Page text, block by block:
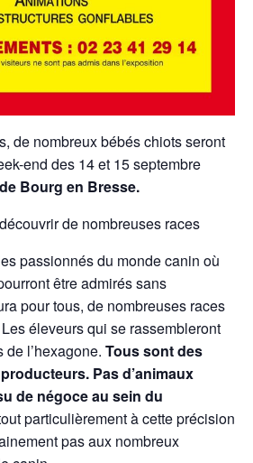
de nombreux bébés chiots seront
end des 14 et 15 septembre
Bourg en Bresse.
de nombreuses races
passionnés du monde canin où
être admirés sans
pour tous, de nombreuses races
éleveurs qui se rassembleront
l’hexagone. Tous sont des
Pas d’animaux
de négoce au sein du
particulièrement à cette précision
pas aux nombreux